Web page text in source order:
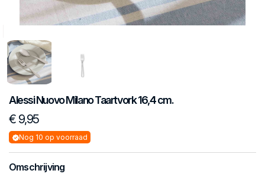
AlessiNuovo MilanoTaartvork 16,4 cm.
€ 9,95
Nog 10 op voorraad
Omschrijving